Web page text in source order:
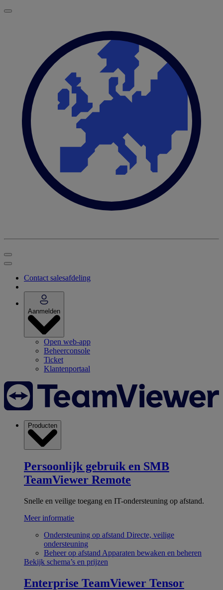
Contact salesafdeling
Aanmelden
Open web-app
Beheerconsole
Ticket
Klantenportaal
Producten
Persoonlijk gebruik en SMB
TeamViewer Remote
Snelle en veilige toegang en IT-ondersteuning op afstand.
Meer informatie
Ondersteuning op afstand Directe, veilige
ondersteuning
Beheer op afstand Apparaten bewaken en beheren
Bekijk schema’s en prijzen
Enterprise TeamViewer Tensor